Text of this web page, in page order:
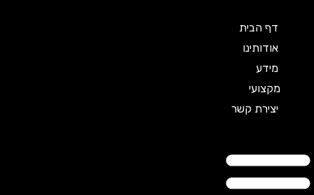
דף הבית
אודותינו
מקצועי
יצירת קשר